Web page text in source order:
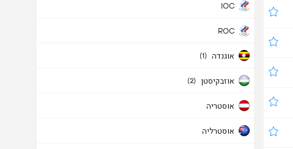
IOC
ROC
אוגנדה (1)
אוזבקיסטן (2)
אוסטריה
אוסטרליה